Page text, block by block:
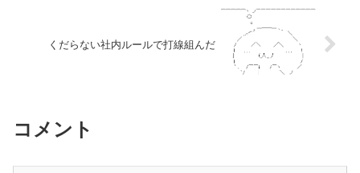
くだらない社内ルールで打線組んだ
コメント